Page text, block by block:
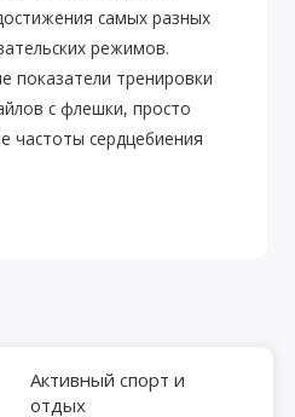
самых разных
режимов.
показатели тренировки
с флешки, просто
частоты сердцебиения
и измерение пульса —
автоматически
внешнего
Активный спорт и
отдых